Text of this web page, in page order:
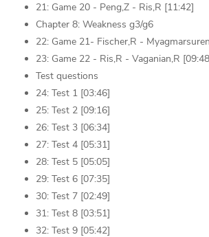
21: Game 20 - Peng,Z - Ris,R [11:42]
Chapter 8: Weakness g3/g6
22: Game 21- Fischer,R -
23: Game 22 - Ris,R - Vaganian,R
Test questions
24: Test 1 [03:46]
25: Test 2 [09:16]
26: Test 3 [06:34]
27: Test 4 [05:31]
28: Test 5 [05:05]
29: Test 6 [07:35]
30: Test 7 [02:49]
31: Test 8 [03:51]
32: Test 9 [05:42]